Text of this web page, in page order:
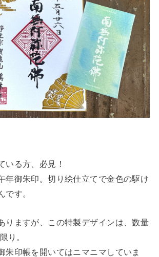
いる方、必見！
年御朱印。切り絵仕立てで金色の駆け
です。
りますが、この特製デザインは、数量
り。
朱印帳を開いてはニマニマしていま